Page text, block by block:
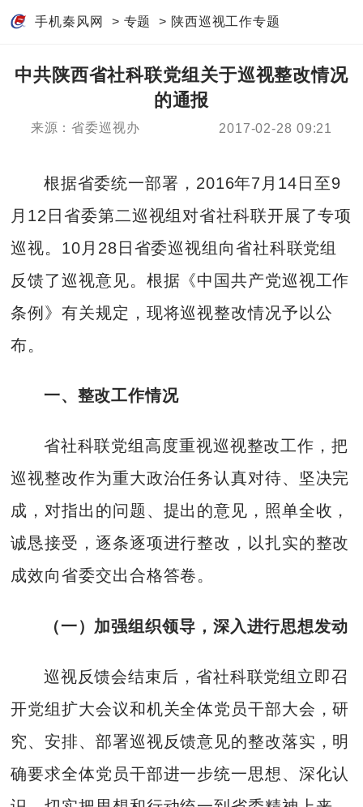
手机秦风网 > 专题 > 陕西巡视工作专题
中共陕西省社科联党组关于巡视整改情况
的通报
来源：省委巡视办 2017-02-28 09:21
根据省委统一部署，2016年7月14日至9
月12日省委第二巡视组对省社科联开展了专项
巡视。10月28日省委巡视组向省社科联党组
反馈了巡视意见。根据《中国共产党巡视工作
条例》有关规定，现将巡视整改情况予以公
布。
一、整改工作情况
省社科联党组高度重视巡视整改工作，把
巡视整改作为重大政治任务认真对待、坚决完
成，对指出的问题、提出的意见，照单全收，
诚恳接受，逐条逐项进行整改，以扎实的整改
成效向省委交出合格答卷。
（一）加强组织领导，深入进行思想发动
巡视反馈会结束后，省社科联党组立即召
开党组扩大会议和机关全体党员干部大会，研
究、安排、部署巡视反馈意见的整改落实，明
确要求全体党员干部进一步统一思想、深化认